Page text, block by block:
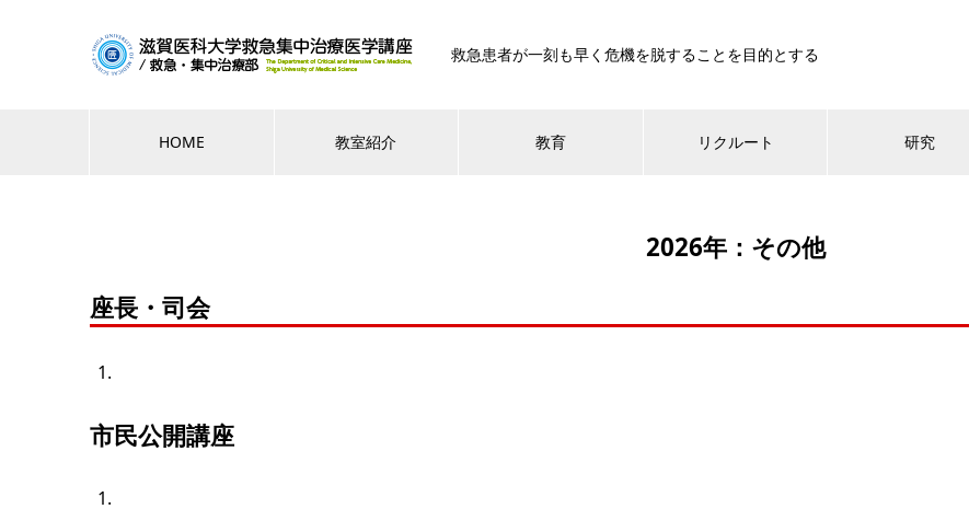
救急患者が一刻も早く危機を脱することを目的とする
HOME 教室紹介 教育 リクルート 研究
2026年：その他
座長・司会
市民公開講座